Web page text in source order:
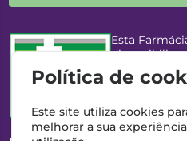
Esta
Internet,
217987100
Nacional)
Política de
Este site utiliza cookies
melhorar a sua